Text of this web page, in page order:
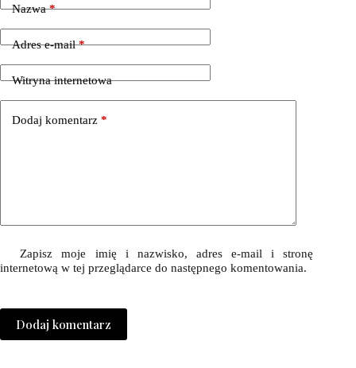
Nazwa*
Adres e-mail*
Witryna internetowa
Dodaj komentarz *
Zapisz moje imię i nazwisko, adres e-mail i stronę
internetową w tej przeglądarce do następnego komentowania.
Dodaj komentarz